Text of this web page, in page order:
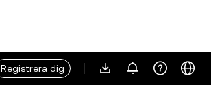
Registrera dig